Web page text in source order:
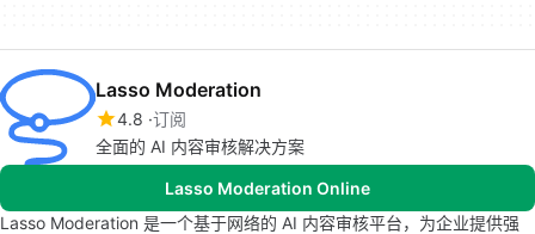
Lasso Moderation
4.8 订阅
全面的 AI 内容审核解决方案
Lasso Moderation Online
Lasso Moderation 是一个基于网络的 AI 内容审核平台，为企业提供强